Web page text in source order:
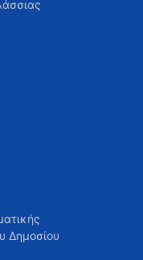
Δημοσίου